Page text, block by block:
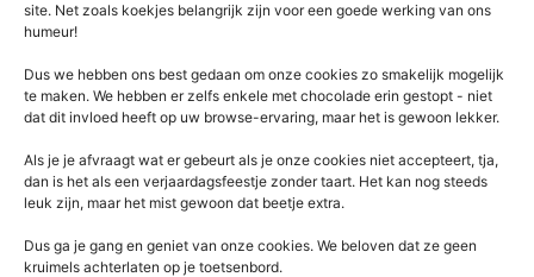
site. Net zoals koekjes belangrijk zijn voor een goede werking van ons
humeur!
Dus we hebben ons best gedaan om onze cookies zo smakelijk mogelijk
te maken. We hebben er zelfs enkele met chocolade erin gestopt - niet
dat dit invloed heeft op uw browse-ervaring, maar het is gewoon lekker.
Als je je afvraagt ​​wat er gebeurt als je onze cookies niet accepteert, tja,
dan is het als een verjaardagsfeestje zonder taart. Het kan nog steeds
leuk zijn, maar het mist gewoon dat beetje extra.
Dus ga je gang en geniet van onze cookies. We beloven dat ze geen
kruimels achterlaten op je toetsenbord.
Winkelwagen
Contacteer Ons
Rentek BV – Protekt
Nieuwpoortlaan 21 / 1
3600 Genk
Limburg – België